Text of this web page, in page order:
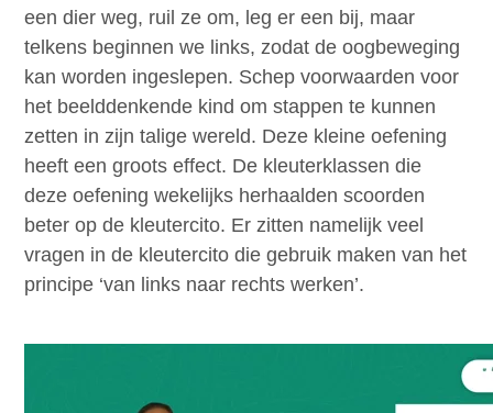
een dier weg, ruil ze om, leg er een bij, maar
telkens beginnen we links, zodat de oogbeweging
kan worden ingeslepen. Schep voorwaarden voor
het beelddenkende kind om stappen te kunnen
zetten in zijn talige wereld. Deze kleine oefening
heeft een groots effect. De kleuterklassen die
deze oefening wekelijks herhaalden scoorden
beter op de kleutercito. Er zitten namelijk veel
vragen in de kleutercito die gebruik maken van het
principe ‘van links naar rechts werken’.